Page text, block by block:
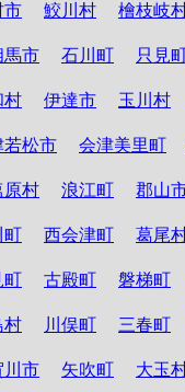
市 鮫川村 檜枝岐
馬市 石川町 只見
村 伊達市 玉川村
若松市 会津美里町
原村 浪江町 郡山
町 西会津町 葛尾
町 古殿町 磐梯町
村 川俣町 三春町
川市 矢吹町 大玉